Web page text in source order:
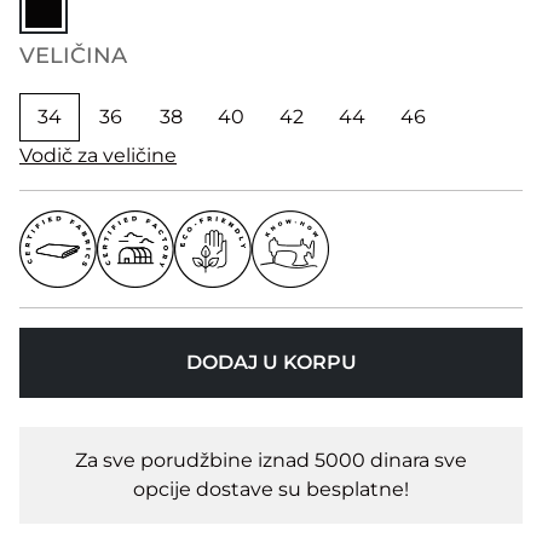
VELIČINA
34 36 38 40 42 44
46
Vodič za veličine
DODAJ U KORPU
Za sve porudžbine iznad 5000 dinara sve
opcije dostave su besplatne!